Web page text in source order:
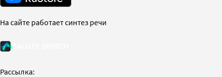
На сайте работает синтез речи
Рассылка: